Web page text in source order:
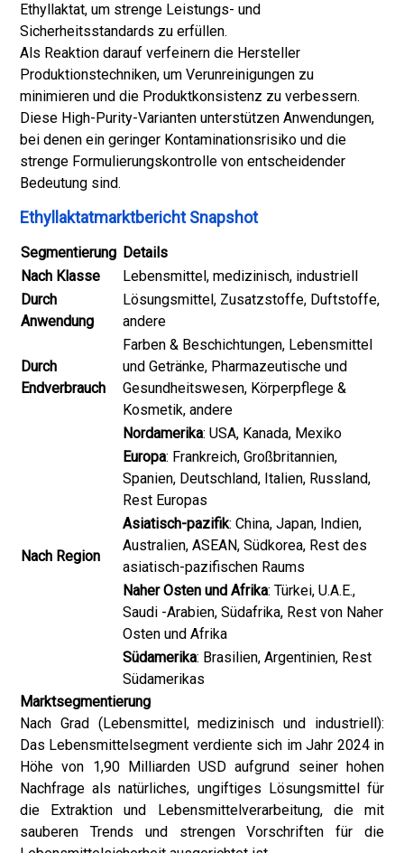
Ethyllaktat, um strenge Leistungs- und
Sicherheitsstandards zu erfüllen.
Als Reaktion darauf verfeinern die Hersteller
Produktionstechniken, um Verunreinigungen zu
minimieren und die Produktkonsistenz zu verbessern.
Diese High-Purity-Varianten unterstützen Anwendungen,
bei denen ein geringer Kontaminationsrisiko und die
strenge Formulierungskontrolle von entscheidender
Bedeutung sind.
Ethyllaktatmarktbericht Snapshot
Segmentierung Details
Nach Klasse
Lebensmittel, medizinisch, industriell
Durch
Anwendung
Lösungsmittel, Zusatzstoffe, Duftstoffe,
andere
Durch
Endverbrauch
Farben & Beschichtungen, Lebensmittel
und Getränke, Pharmazeutische und
Gesundheitswesen, Körperpflege &
Kosmetik, andere
Nach Region
Nordamerika: USA, Kanada, Mexiko
Europa: Frankreich, Großbritannien,
Spanien, Deutschland, Italien, Russland,
Rest Europas
Asiatisch-pazifik: China, Japan, Indien,
Australien, ASEAN, Südkorea, Rest des
asiatisch-pazifischen Raums
Naher Osten und Afrika: Türkei, U.A.E.,
Saudi -Arabien, Südafrika, Rest von Naher
Osten und Afrika
Südamerika: Brasilien, Argentinien, Rest
Südamerikas
Marktsegmentierung
Nach Grad (Lebensmittel, medizinisch und industriell):
Das Lebensmittelsegment verdiente sich im Jahr 2024 in
Höhe von 1,90 Milliarden USD aufgrund seiner hohen
Nachfrage als natürliches, ungiftiges Lösungsmittel für
die Extraktion und Lebensmittelverarbeitung, die mit
sauberen Trends und strengen Vorschriften für die